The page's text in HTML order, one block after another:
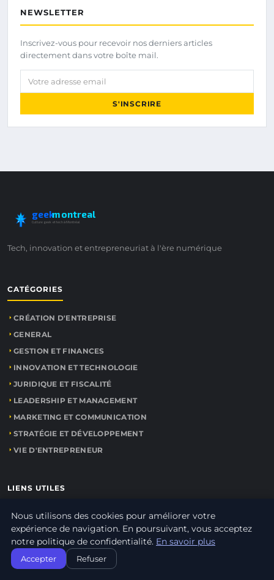
NEWSLETTER
Inscrivez-vous pour recevoir nos derniers articles
directement dans votre boîte mail.
Votre adresse email
S'INSCRIRE
geekmontreal
Culture geek et tech à Montréal
Tech, innovation et entrepreneuriat à l'ère numérique
CATÉGORIES
CRÉATION D'ENTREPRISE
GENERAL
GESTION ET FINANCES
INNOVATION ET TECHNOLOGIE
JURIDIQUE ET FISCALITÉ
LEADERSHIP ET MANAGEMENT
MARKETING ET COMMUNICATION
STRATÉGIE ET DÉVELOPPEMENT
VIE D'ENTREPRENEUR
LIENS UTILES
CONTACT
INFORMATIONS
Nous utilisons des cookies pour améliorer votre
expérience de navigation. En poursuivant, vous acceptez
notre politique de confidentialité. En savoir plus
Accepter Refuser